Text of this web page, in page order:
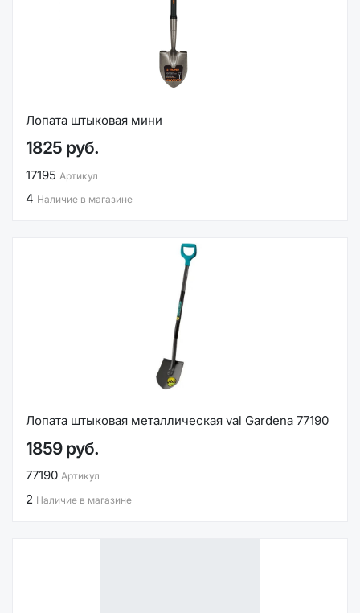
Лопата штыковая мини
1825 руб.
17195 Артикул
4 Наличие в магазине
Лопата штыковая металлическая val Gardena 77190
1859 руб.
77190 Артикул
2 Наличие в магазине